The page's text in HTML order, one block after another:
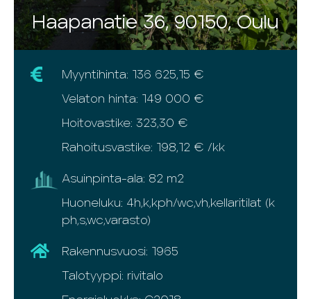
Haapanatie 36, 90150, Oulu
Myyntihinta: 136 625,15 €
Velaton hinta: 149 000 €
Hoitovastike: 323,30 €
Rahoitusvastike: 198,12 € /kk
Asuinpinta-ala: 82 m2
Huoneluku: 4h,k,kph/wc,vh,kellaritilat (k
ph,s,wc,varasto)
Rakennusvuosi: 1965
Talotyyppi: rivitalo